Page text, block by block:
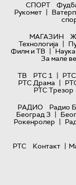
СПОРТ
Рукомет |
МАГАЗИН
Технологијa |
Филм и ТВ | Наука
За мале
ТВ
РТС 1 |
РТС Драма |
РТС Трезор
РАДИО
Радио
Београд 3 |
Рокенролер |
РТС
Контакт |